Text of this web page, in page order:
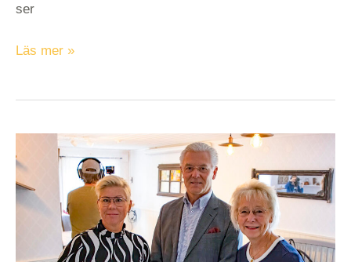
ser
Läs mer »
Alliansen
(M,C
och
KD)
minoritetsstyre